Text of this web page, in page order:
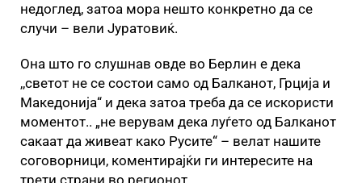
недоглед, затоа мора нешто конкретно да се
случи – вели Јуратовиќ.
Она што го слушнав овде во Берлин е дека
,,светот не се состои само од Балканот, Грција и
Македонија“ и дека затоа треба да се искористи
моментот.. „не верувам дека луѓето од Балканот
сакаат да живеат како Русите“ – велат нашите
соговорници, коментирајќи ги интересите на